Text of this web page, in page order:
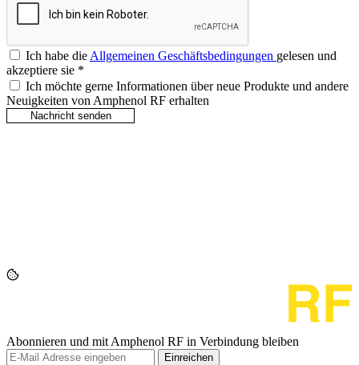
Ich habe dieAllgemeinen Geschäftsbedingungen gelesen und
akzeptiere sie *
Ich möchte gerne Informationen über neue Produkte und andere
Neuigkeiten von Amphenol RF erhalten
Abonnieren und mit Amphenol RF in Verbindung bleiben
Einreichen